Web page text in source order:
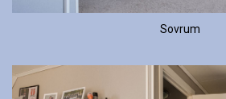
Sovrum